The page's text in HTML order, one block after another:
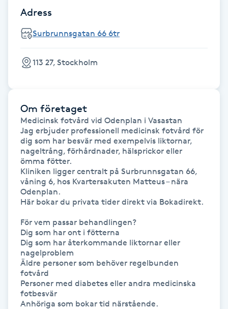
Fransförlängning Megavolym
Fransförlängning Volym
Fransk manikyr
Frekvensterapi
Friskvård
Friskvårdsmassage
Funktionsanalys
Färgning
Föning
Adress
Surbrunnsgatan 66 6tr
113 27, Stockholm
Om företaget
Medicinsk fotvård vid Odenplan i Vasastan
Jag erbjuder professionell medicinsk fotvård för
dig som har besvär med exempelvis liktornar,
nageltrång, förhårdnader, hälsprickor eller
ömma fötter.
Kliniken ligger centralt på Surbrunnsgatan 66,
våning 6, hos Kvartersakuten Matteus – nära
Odenplan.
Här bokar du privata tider direkt via Bokadirekt.
För vem passar behandlingen?
Dig som har ont i fötterna
Dig som har återkommande liktornar eller
nagelproblem
Äldre personer som behöver regelbunden
fotvård
Personer med diabetes eller andra medicinska
fotbesvär
Anhöriga som bokar tid närstående.